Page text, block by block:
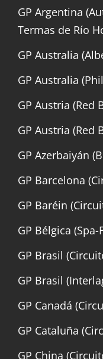
GP Argentina
Termas de Río
GP Australia
GP Australia
GP Austria (Red
GP Austria (Red
GP Azerbaiyán
GP Barcelona
GP Baréin
GP Bélgica
GP Brasil
GP Brasil
GP Canadá
GP Cataluña
GP China